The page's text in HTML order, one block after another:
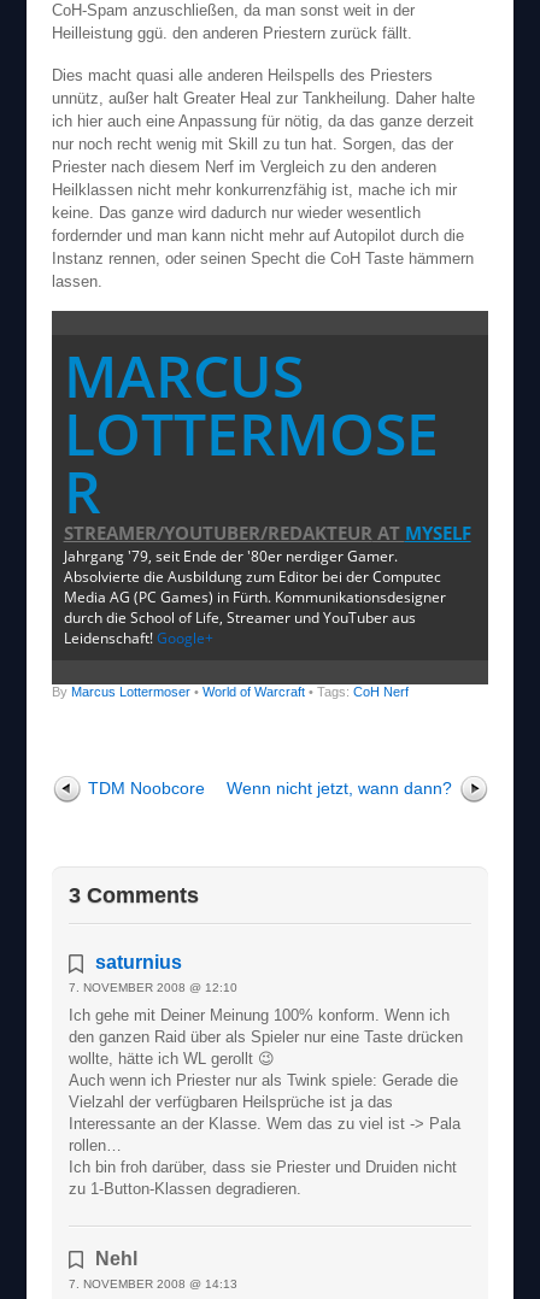
CoH-Spam anzuschließen, da man sonst weit in der
Heilleistung ggü. den anderen Priestern zurück fällt.
Dies macht quasi alle anderen Heilspells des Priesters
unnütz, außer halt Greater Heal zur Tankheilung. Daher halte
ich hier auch eine Anpassung für nötig, da das ganze derzeit
nur noch recht wenig mit Skill zu tun hat. Sorgen, das der
Priester nach diesem Nerf im Vergleich zu den anderen
Heilklassen nicht mehr konkurrenzfähig ist, mache ich mir
keine. Das ganze wird dadurch nur wieder wesentlich
fordernder und man kann nicht mehr auf Autopilot durch die
Instanz rennen, oder seinen Specht die CoH Taste hämmern
lassen.
MARCUS
LOTTERMOSE
R
STREAMER/YOUTUBER/REDAKTEURAT MYSELF
Jahrgang '79, seit Ende der '80er nerdiger Gamer.
Absolvierte die Ausbildung zum Editor bei der Computec
Media AG (PC Games) in Fürth. Kommunikationsdesigner
durch die School of Life, Streamer und YouTuber aus
Leidenschaft!Google+
By Marcus Lottermoser• World of Warcraft • Tags: CoH Nerf
TDM Noobcore Wenn nicht jetzt, wann dann?
3 Comments
saturnius
7. NOVEMBER 2008 @ 12:10
Ich gehe mit Deiner Meinung 100% konform. Wenn ich
den ganzen Raid über als Spieler nur eine Taste drücken
wollte, hätte ich WL gerollt 😉
Auch wenn ich Priester nur als Twink spiele: Gerade die
Vielzahl der verfügbaren Heilsprüche ist ja das
Interessante an der Klasse. Wem das zu viel ist -> Pala
rollen…
Ich bin froh darüber, dass sie Priester und Druiden nicht
zu 1-Button-Klassen degradieren.
Nehl
7. NOVEMBER 2008 @ 14:13